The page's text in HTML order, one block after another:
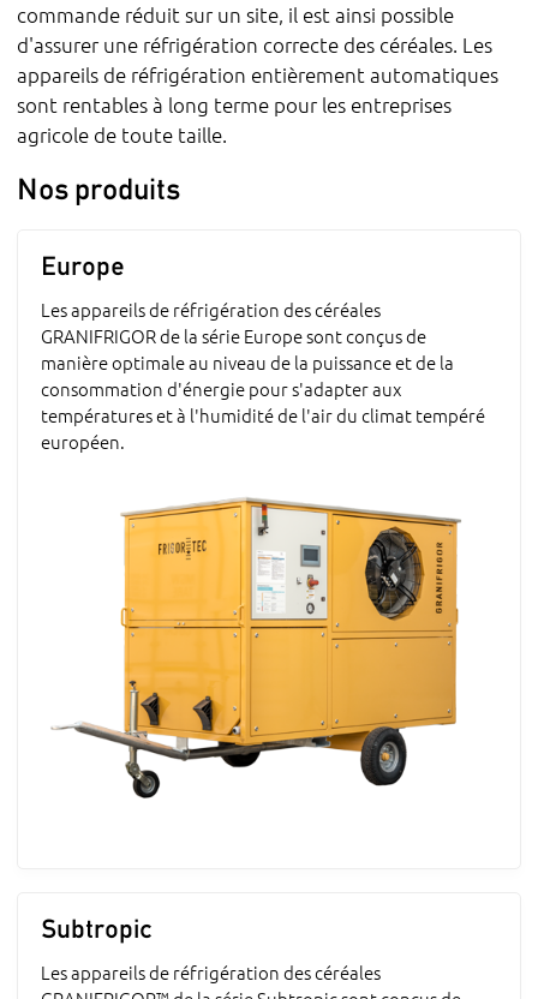
commande réduit sur un site, il est ainsi possible
d'assurer une réfrigération correcte des céréales. Les
appareils de réfrigération entièrement automatiques
sont rentables à long terme pour les entreprises
agricole de toute taille.
Nos produits
Europe
Les appareils de réfrigération des céréales
GRANIFRIGOR de la série Europe sont conçus de
manière optimale au niveau de la puissance et de la
consommation d'énergie pour s'adapter aux
températures et à l'humidité de l'air du climat tempéré
européen.
Subtropic
Les appareils de réfrigération des céréales